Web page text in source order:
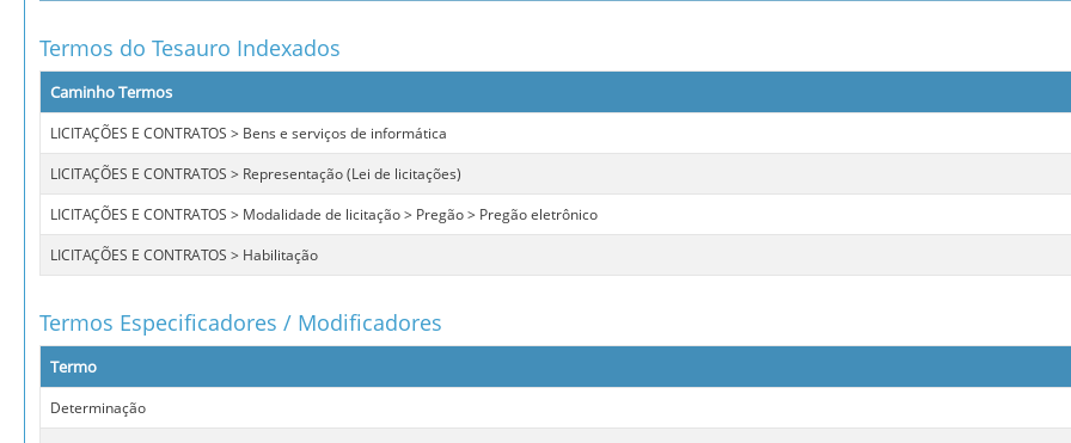
Termos do Tesauro Indexados
Caminho Termos
LICITAÇÕES E CONTRATOS > Bens e serviços de informática
LICITAÇÕES E CONTRATOS > Representação (Lei de licitações)
LICITAÇÕES E CONTRATOS > Modalidade de licitação > Pregão > Pregão eletrônico
LICITAÇÕES E CONTRATOS > Habilitação
Termos Especificadores / Modificadores
Termo
Determinação